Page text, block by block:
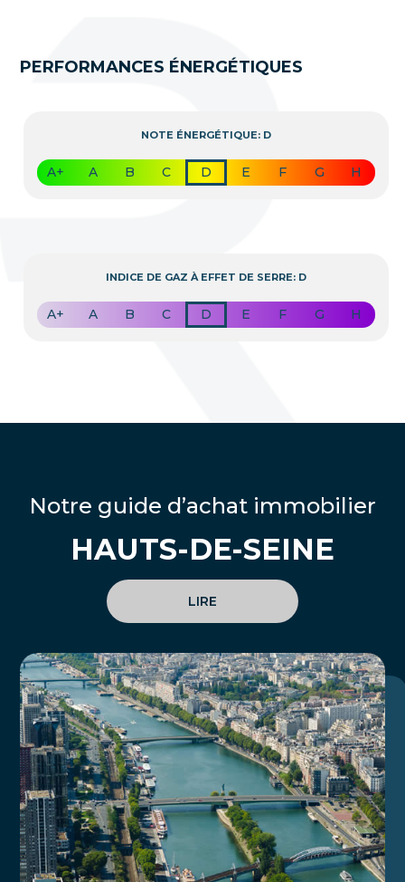
PERFORMANCES ÉNERGÉTIQUES
NOTE ÉNERGÉTIQUE: D
A+ A B C D E F G H
INDICE DE GAZ À EFFET DE SERRE: D
A+ A B C D E F G H
Notre guide d’achat immobilier
HAUTS-DE-SEINE
LIRE